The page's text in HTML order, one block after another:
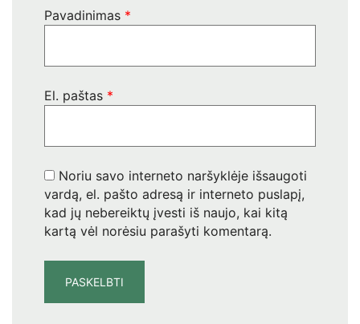
Pavadinimas *
El. paštas *
Noriu savo interneto naršyklėje išsaugoti
vardą, el. pašto adresą ir interneto puslapį,
kad jų nebereiktų įvesti iš naujo, kai kitą
kartą vėl norėsiu parašyti komentarą.